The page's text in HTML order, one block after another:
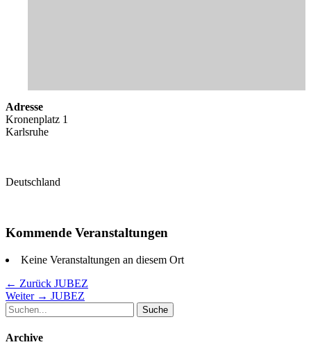
Adresse
Kronenplatz 1
Karlsruhe
Deutschland
Kommende Veranstaltungen
Keine Veranstaltungen an diesem Ort
Beitragsnavigation
← Zurück Vorheriger
Beitrag:
JUBEZ
Weiter → Nächster
JUBEZ
Suche
nach:
Archive